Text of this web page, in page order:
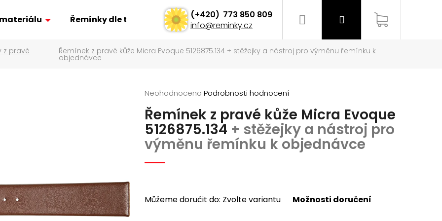
Řemínky dle typu Ostatní
info@reminky.cz
773 850 809 PřihlášeníNákupní
z pravé Řemínek z pravé kůže Micra Evoque 5126875.134 + stěžejky a nástroj pro výměnu řemínku k
objednávce
Průměrné
produktu
je
0,0
z
5
hvězdiček.
Neohodnoceno Podrobnosti hodnocení
Řemínek z pravé kůže Micra Evoque
5126875.134 + stěžejky a nástroj pro
výměnu řemínku k objednávce
Můžeme doručit do: Zvolte variantu Možnosti doručení
Co potřebujete najít?
Hledat
Z PRAVÉ KŮŽE AK0701.01
Kč
POLSTROVANÝ ŘEMÍNEK NA HODINKY